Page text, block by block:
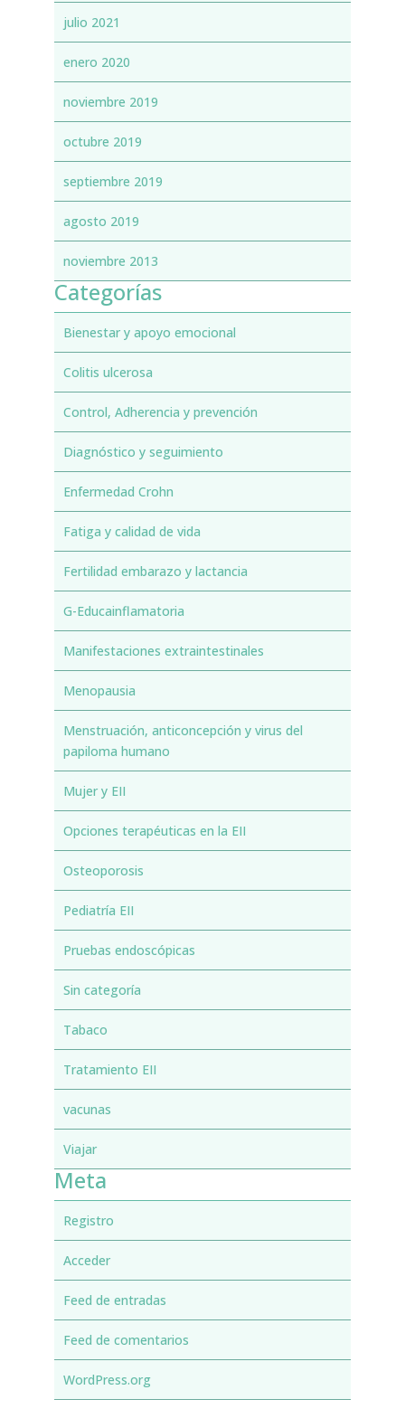
julio 2021
enero 2020
noviembre 2019
octubre 2019
septiembre 2019
agosto 2019
noviembre 2013
Categorías
Bienestar y apoyo emocional
Colitis ulcerosa
Control, Adherencia y prevención
Diagnóstico y seguimiento
Enfermedad Crohn
Fatiga y calidad de vida
Fertilidad embarazo y lactancia
G-Educainflamatoria
Manifestaciones extraintestinales
Menopausia
Menstruación, anticoncepción y virus del
papiloma humano
Mujer y EII
Opciones terapéuticas en la EII
Osteoporosis
Pediatría EII
Pruebas endoscópicas
Sin categoría
Tabaco
Tratamiento EII
vacunas
Viajar
Meta
Registro
Acceder
Feed de entradas
Feed de comentarios
WordPress.org